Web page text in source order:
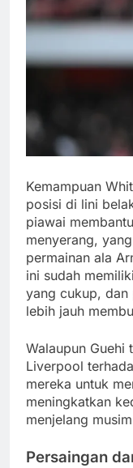
Kemampuan
posisi di lini
piawai
menyerang,
permainan ala
ini sudah
yang cukup, dan
lebih jauh
Walaupun
Liverpool
mereka untuk
meningkatkan
menjelang
Persaingan